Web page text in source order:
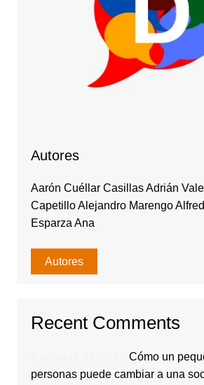
Autores
Aarón Cuéllar Casillas Adrián
Capetillo Alejandro Marengo
Esparza Ana
Autores
Recent Comments
Cómo un
personas puede cambiar a una